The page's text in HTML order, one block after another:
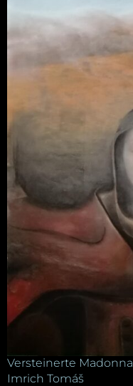
Versteinerte Madonna
Imrich Tomáš